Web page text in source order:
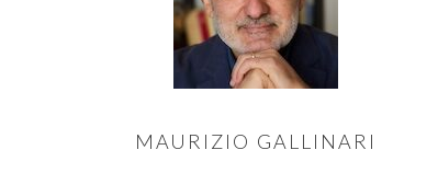
MAURIZIO GALLINARI